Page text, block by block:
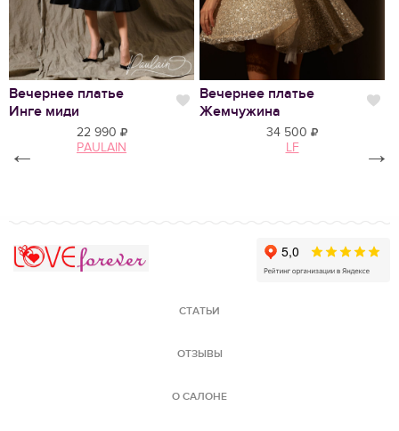
Вечернее платье
Инге миди
Нравится
22 990
PAULAIN
Вечернее платье
Жемчужина
34 500
LF
← →
СТАТЬИ
ОТЗЫВЫ
О САЛОНЕ